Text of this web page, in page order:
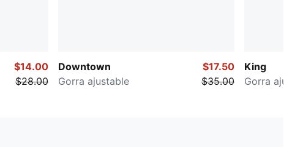
$14.00
$28.00
Downtown
Gorra ajustable
$17.50
$35.00
King
Gorra